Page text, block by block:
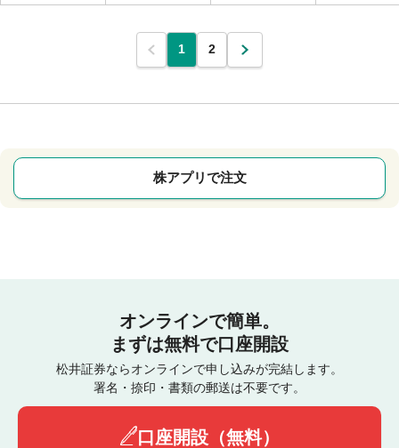
1 2
株アプリで注文
オンラインで簡単。
まずは無料で口座開設
松井証券ならオンラインで申し込みが完結します。
署名・捺印・書類の郵送は不要です。
口座開設（無料）